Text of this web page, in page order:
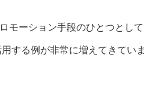
モーション手段のひとつとして
する例が非常に増えてきていま